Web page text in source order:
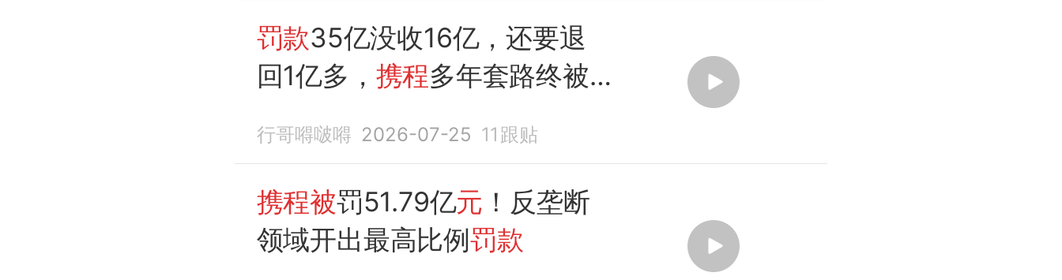
罚款35亿没收16亿，还要退
回1亿多， 携程多年套路终被
行哥嘚啵嘚 2026-07-25 11 跟贴
携程被罚51.79亿元 ！反垄断
领域开出最高比例罚款